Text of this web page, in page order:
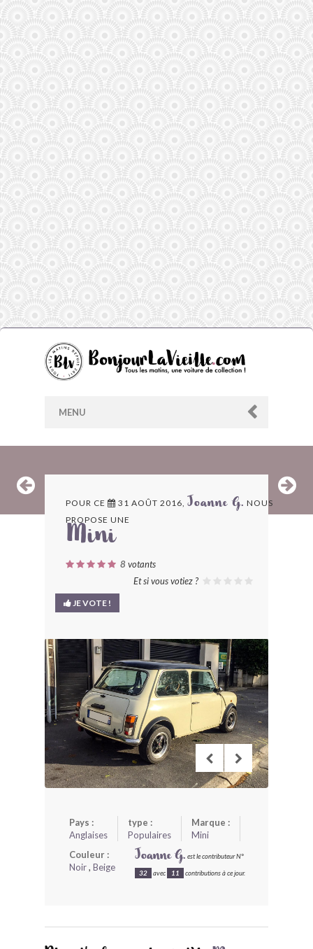
MENU
ARCHIVES
LES CONTRIBUTEURS
LE BLOG
BONJOURLAVIEILLE ?
MODÈLES ET MARQUES
COMMENT FONCTIONNE BLV ?
POUR CE 31 AOÛT 2016, Joanne G. NOUS
PROPOSE UNE
Mini
8 votants
Et si vous votiez ?
JE VOTE !
Pays :
Anglaises
type :
Populaires
Marque :
Mini
Couleur :
Noir, Beige
Joanne G. est le contributeur N°
32 avec 11 contributions à ce jour.